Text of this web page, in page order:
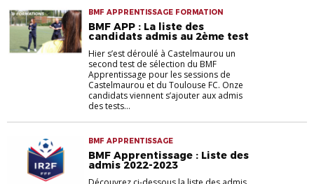
BMF APPRENTISSAGE FORMATION
BMF APP : La liste des
candidats admis au 2ème test
Hier s’est déroulé à Castelmaurou un
second test de sélection du BMF
Apprentissage pour les sessions de
Castelmaurou et du Toulouse FC. Onze
candidats viennent s’ajouter aux admis
des tests...
BMF APPRENTISSAGE
BMF Apprentissage : Liste des
admis 2022-2023